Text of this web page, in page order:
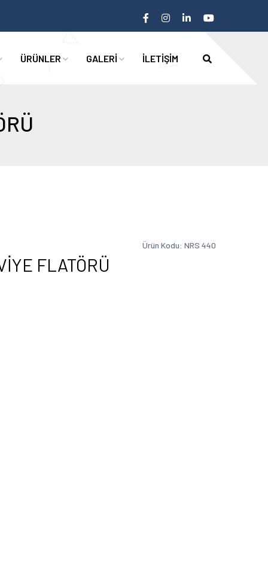
ÜRÜNLER GALERİ İLETİŞİM
Ürün Kodu: NRS 440
FLATÖRÜ